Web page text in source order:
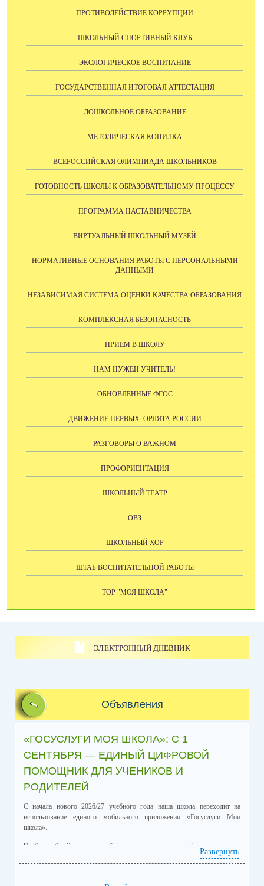
ПРОТИВОДЕЙСТВИЕ КОРРУПЦИИ
ШКОЛЬНЫЙ СПОРТИВНЫЙ КЛУБ
ЭКОЛОГИЧЕСКОЕ ВОСПИТАНИЕ
ГОСУДАРСТВЕННАЯ ИТОГОВАЯ АТТЕСТАЦИЯ
ДОШКОЛЬНОЕ ОБРАЗОВАНИЕ
МЕТОДИЧЕСКАЯ КОПИЛКА
ВСЕРОССИЙСКАЯ ОЛИМПИАДА ШКОЛЬНИКОВ
ГОТОВНОСТЬ ШКОЛЫ К ОБРАЗОВАТЕЛЬНОМУ ПРОЦЕССУ
ПРОГРАММА НАСТАВНИЧЕСТВА
ВИРТУАЛЬНЫЙ ШКОЛЬНЫЙ МУЗЕЙ
НОРМАТИВНЫЕ ОСНОВАНИЯ РАБОТЫ С ПЕРСОНАЛЬНЫМИ
ДАННЫМИ
НЕЗАВИСИМАЯ СИСТЕМА ОЦЕНКИ КАЧЕСТВА ОБРАЗОВАНИЯ
КОМПЛЕКСНАЯ БЕЗОПАСНОСТЬ
ПРИЕМ В ШКОЛУ
НАМ НУЖЕН УЧИТЕЛЬ!
ОБНОВЛЕННЫЕ ФГОС
ДВИЖЕНИЕ ПЕРВЫХ. ОРЛЯТА РОССИИ
РАЗГОВОРЫ О ВАЖНОМ
ПРОФОРИЕНТАЦИЯ
ШКОЛЬНЫЙ ТЕАТР
ОВЗ
ШКОЛЬНЫЙ ХОР
ШТАБ ВОСПИТАТЕЛЬНОЙ РАБОТЫ
ТОР "МОЯ ШКОЛА"
ЭЛЕКТРОННЫЙ ДНЕВНИК
Объявления
«ГОСУСЛУГИ МОЯ ШКОЛА»: С 1
СЕНТЯБРЯ — ЕДИНЫЙ ЦИФРОВОЙ
ПОМОЩНИК ДЛЯ УЧЕНИКОВ И
РОДИТЕЛЕЙ
С начала нового 2026/27 учебного года наша школа переходит на
использование единого мобильного приложения «Госуслуги Моя
школа».
Чтобы учебный год начался без технических сложностей, всем ученикам
и их родителям нужно установить приложение «Госуслуги Моя школа»
Развернуть